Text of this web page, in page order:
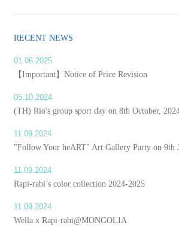
RECENT NEWS
01.06.2025
【Important】Notice of Price Revision
05.10.2024
(TH) Rio's group sport day on 8th October,
11.09.2024
"Follow Your heART" Art Gallery Party on 9th
11.09.2024
Rapi-rabi’s color collection 2024-2025
11.09.2024
Wella x Rapi-rabi@MONGOLIA